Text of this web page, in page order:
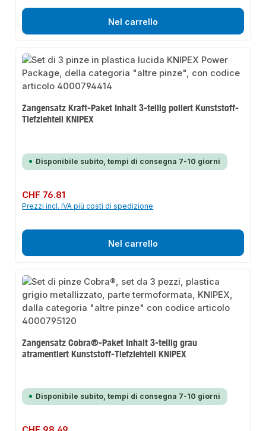
Nel carrello
Zangensatz Kraft-Paket Inhalt 3-teilig poliert Kunststoff-
Tiefziehteil KNIPEX
Disponibile subito, tempi di consegna 7-10 giorni
Prezzo normale:
CHF 76.81
Prezzi incl. IVA più costi di spedizione
Nel carrello
Zangensatz Cobra®-Paket Inhalt 3-teilig grau
atramentiert Kunststoff-Tiefziehteil KNIPEX
Disponibile subito, tempi di consegna 7-10 giorni
Prezzo normale: